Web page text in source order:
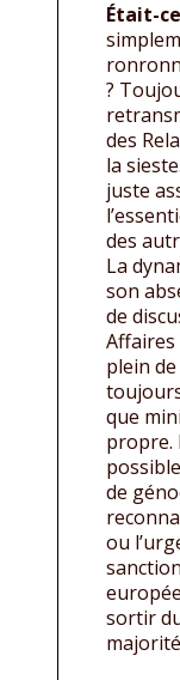
Était-
?
des
la
juste
des
La
son
de
plein
que
propre.
de
ou
sortir